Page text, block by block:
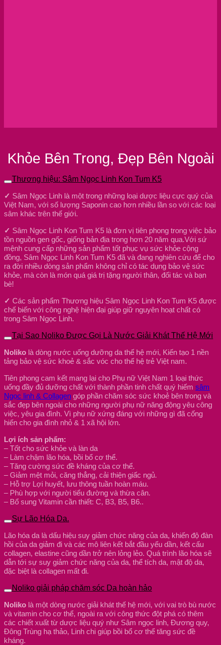
Khỏe Bên Trong, Đẹp Bên Ngoài
Thương hiệu: Sâm Ngọc Linh Kon Tum K5
✓ Sâm Ngọc Linh là một trong những loại dược liệu cực quý của
Việt Nam, với số lượng Saponin cao hơn nhiều lần so với các loại
sâm khác trên thế giới.
✓ Sâm Ngọc Linh Kon Tum K5 là đơn vị tiên phong trong việc bảo
tồn nguồn gen gốc, giống bản địa trong hơn 20 năm qua.Với sứ
mệnh cung cấp những sản phẩm tốt phục vụ sức khỏe cộng
đồng, Sâm Ngọc Linh Kon Tum K5 đã và đang nghiên cứu để cho
ra đời nhiều dòng sản phẩm không chỉ có tác dụng bảo vệ sức
khỏe, mà còn là món quá giá trị tặng người thân, đối tác và bạn
bè!
✓ Các sản phẩm Thương hiệu Sâm Ngọc Linh Kon Tum K5 được
chế biến với công nghệ hiện đại giúp giữ nguyên hoạt chất có
trong Sâm Ngọc Linh.
Tại Sao Noliko Được Gọi Là Nước Giải Khát Thế Hệ Mới
Noliko là dòng nước uống dưỡng da thế hệ mới, Kiến tạo 1 nền
tảng bảo vệ sức khoẻ & sắc vóc cho thế hệ trẻ Việt nam.
Tiên phong cam kết mang lại cho Phụ nữ Việt Nam 1 loại thức
uống đầy đủ dưỡng chất với thành phần tinh chất quý hiếm sâm
Ngọc linh & Collagen góp phần chăm sóc sức khoẻ bên trong và
sắc đẹp bên ngoài cho những người phụ nữ năng động yêu công
việc, yêu gia đình. Vì phụ nữ xứng đáng với những gì đã cống
hiến cho gia đình nhỏ & 1 xã hội lớn.
Lợi ích sản phẩm:
– Tốt cho sức khỏe và làn da
– Làm chậm lão hóa, bồi bổ cơ thể.
– Tăng cường sức đề kháng của cơ thể.
– Giảm mệt mỏi, căng thẳng, cải thiện giấc ngủ.
– Hỗ trợ Lợi huyết, lưu thông tuần hoàn máu.
– Phù hợp với người tiểu đường và thừa cân.
– Bổ sung Vitamin cần thiết: C, B3, B5, B6..
Sự Lão Hóa Da.
Lão hóa da là dấu hiệu suy giảm chức năng của da, khiến độ đàn
hồi của da giảm đi và các mô liên kết bắt đầu yếu dần, kết cấu
collagen, elastine cũng dần trở nên lỏng lẻo. Quá trình lão hóa sẽ
dẫn tới sự suy giảm chức năng của da, thể tích da, mật độ da,
đặc biệt là collagen mất đi.
Noliko giải pháp chăm sóc Da hoàn hảo
Noliko là một dòng nước giải khát thế hệ mới, với vai trò bù nước
và vitamin cho cơ thể, ngoài ra với công thức đột phá có thêm
các chiết xuất từ dược liệu quý như Sâm ngọc linh, Đương quy,
Đông Trùng hạ thảo, Linh chi giúp bồi bổ cơ thể tăng sức đề
kháng.